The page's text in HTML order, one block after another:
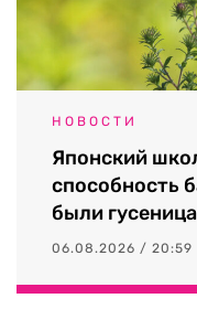
НОВОСТИ
Японский
способность
были
06.08.2026 / 20:59